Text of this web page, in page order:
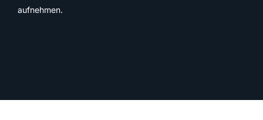
aufnehmen.